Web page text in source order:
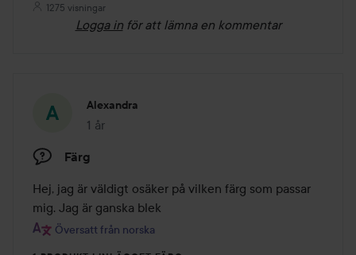
1275 visningar
Logga in för att lämna en kommentar
Alexandra
1 år
Inlägget skapades 1 år
Färg
Hej, jag är väldigt osäker på vilken färg som passar
mig. Jag är ganska blek
Översatt från norska